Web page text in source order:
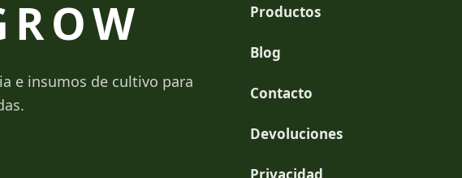
e insumos de cultivo para
Productos
Blog
Contacto
Devoluciones
Privacidad